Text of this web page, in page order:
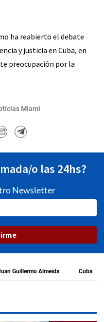
ha reabierto el debate
y justicia en Cuba, en
preocupación por la
Miami
o las 24hs?
Newsletter
Guillermo Almeida Cuba